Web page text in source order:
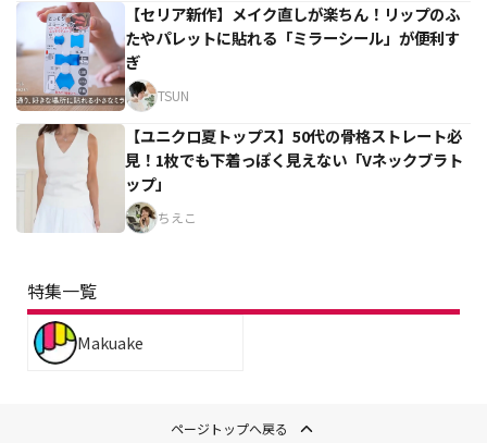
【セリア新作】メイク直しが楽ちん！リップのふ
たやパレットに貼れる「ミラーシール」が便利す
ぎ
TSUN
【ユニクロ夏トップス】50代の骨格ストレート必
見！1枚でも下着っぽく見えない「Vネックブラト
ップ」
ちえこ
特集一覧
Makuake
ページトップへ戻る